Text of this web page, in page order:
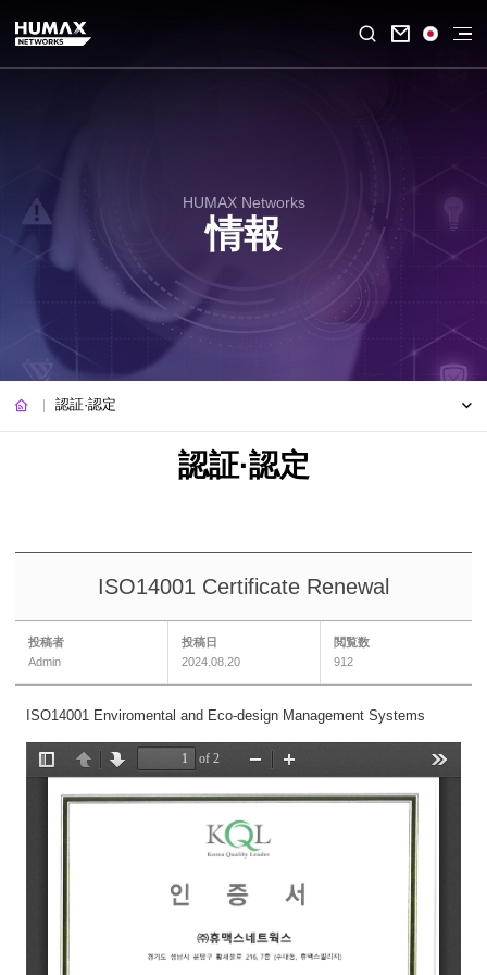

HUMAX Networks
情報
認証·認定
ISO14001 Certificate Renewal
投稿者
Admin
投稿日
2024.08.20
閲覧数
912
ISO14001 Enviromental and Eco-design Management Systems